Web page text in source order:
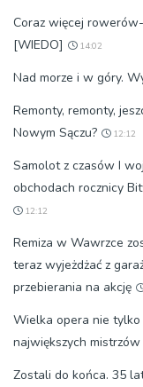
Coraz więcej
[WIEDO]
14:02
Nad morze i w góry.
Remonty, remonty,
Nowym Sączu?
12:12
Samolot z czasów I
obchodach rocznicy
12:12
Remiza w Wawrzce
teraz wyjeżdżać z
przebierania na akcję
Wielka opera nie tylko
największych mistrzów
Zostali do końca. 35